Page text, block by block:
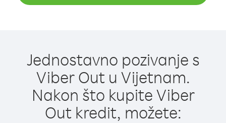
Jednostavno pozivanje s
Viber Out u Vijetnam.
Nakon što kupite Viber
Out kredit, možete: